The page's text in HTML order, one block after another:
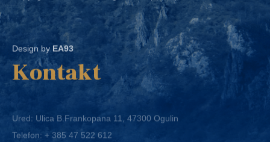
Design by EA93
Kontakt
Ured: Ulica B.Frankopana 11, 47300 Ogulin
Telefon:+ 385 47 522 612
Telefaks: + 385 47 522 821